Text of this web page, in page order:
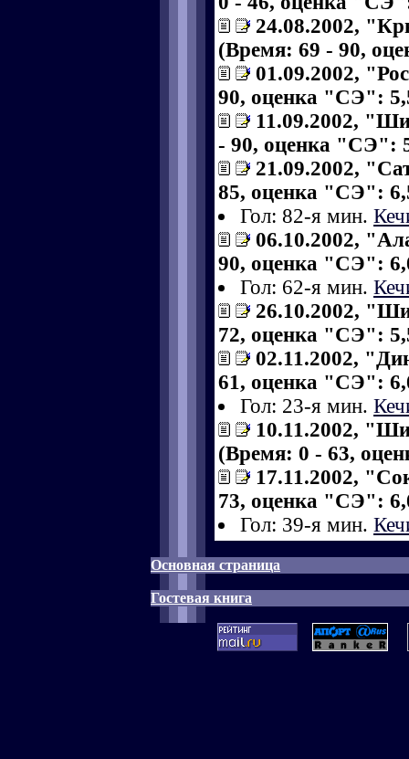
24.08.2002,
(Время: 69 - 90,
01.09.2002,
90, оценка "СЭ":
11.09.2002,
- 90, оценка "СЭ":
21.09.2002,
85, оценка "СЭ":
Гол: 82-я мин.
06.10.2002,
90, оценка "СЭ":
Гол: 62-я мин.
26.10.2002,
72, оценка "СЭ":
02.11.2002,
61, оценка "СЭ":
Гол: 23-я мин.
10.11.2002,
(Время: 0 - 63,
17.11.2002,
73, оценка "СЭ":
Гол: 39-я мин.
Основная страница
Гостевая книга